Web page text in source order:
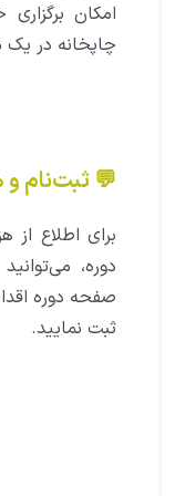
امکان
چاپخانه در یک
💬 ثبت‌نام
برای اطلاع از
دوره،
صفحه دوره
ثبت نمایید.